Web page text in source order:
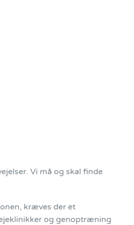
Vi må og skal finde
kræves der et
og genoptræning